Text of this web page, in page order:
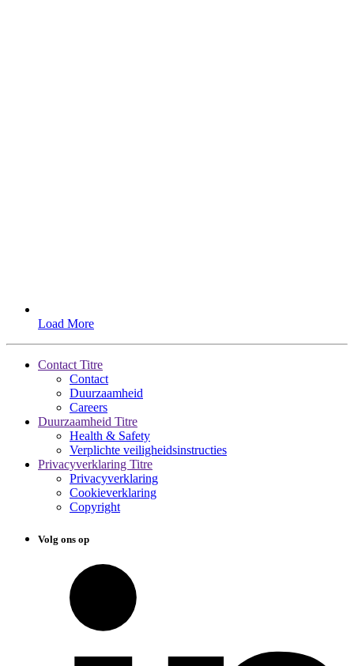
Load More
Contact Titre
Contact
Duurzaamheid
Careers
Duurzaamheid Titre
Health & Safety
Verplichte veiligheidsinstructies
Privacyverklaring Titre
Privacyverklaring
Cookieverklaring
Copyright
Volg ons op